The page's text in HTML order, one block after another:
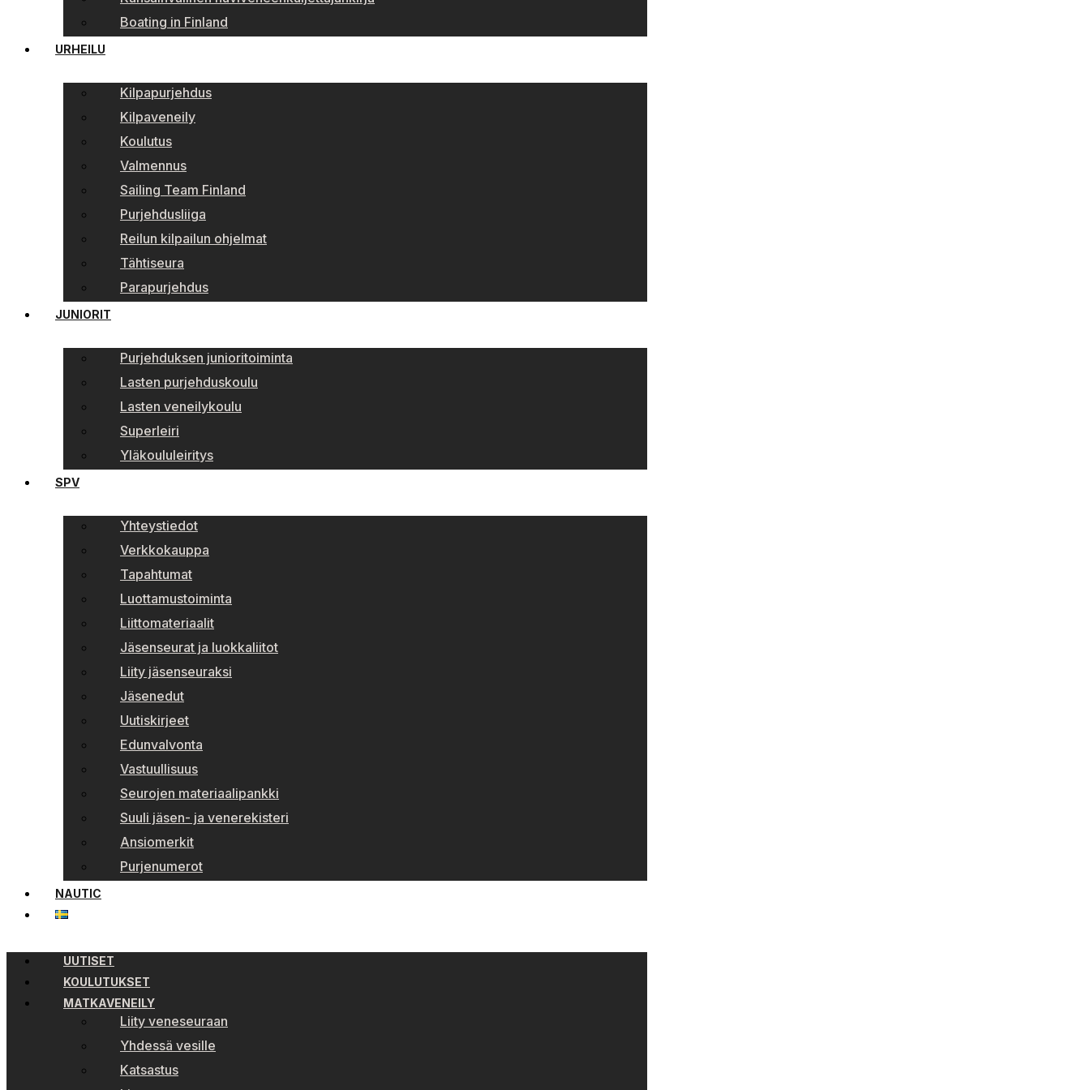
Boating in Finland
URHEILU
Kilpapurjehdus
Kilpaveneily
Koulutus
Valmennus
Sailing Team Finland
Purjehdusliiga
Reilun kilpailun ohjelmat
Tähtiseura
Parapurjehdus
JUNIORIT
Purjehduksen junioritoiminta
Lasten purjehduskoulu
Lasten veneilykoulu
Superleiri
Yläkoululeiritys
SPV
Yhteystiedot
Verkkokauppa
Tapahtumat
Luottamustoiminta
Liittomateriaalit
Jäsenseurat ja luokkaliitot
Liity jäsenseuraksi
Jäsenedut
Uutiskirjeet
Edunvalvonta
Vastuullisuus
Seurojen materiaalipankki
Suuli jäsen- ja venerekisteri
Ansiomerkit
Purjenumerot
NAUTIC
UUTISET
KOULUTUKSET
MATKAVENEILY
Liity veneseuraan
Yhdessä vesille
Katsastus